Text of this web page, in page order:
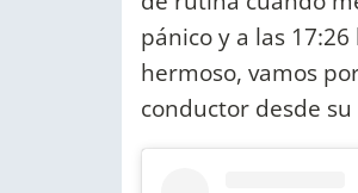
pánico y a las
hermoso, vamos
conductor desde